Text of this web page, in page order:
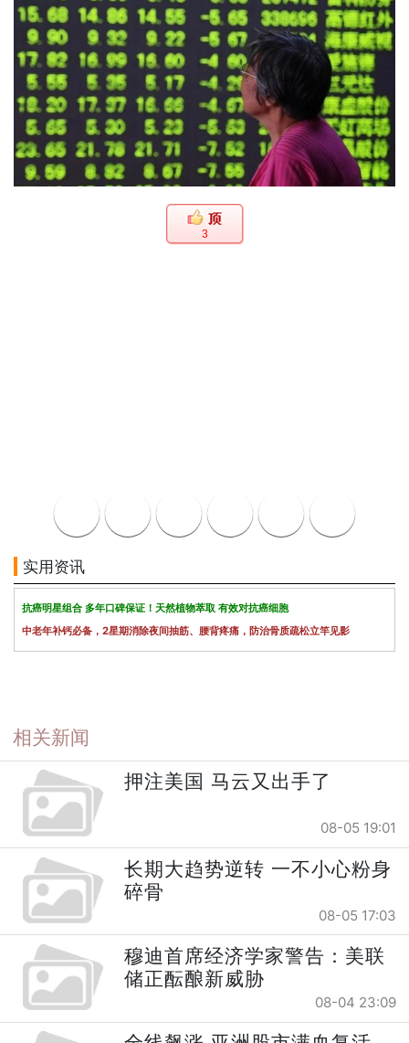
3
实用资讯
抗癌明星组合 多年口碑保证！天然植物萃取 有效对抗癌细胞
中老年补钙必备，2星期消除夜间抽筋、腰背疼痛，防治骨质疏松立竿见影
相关新闻
押注美国 马云又出手了
08-05 19:01
长期大趋势逆转 一不小心粉身
碎骨
08-05 17:03
穆迪首席经济学家警告：美联
储正酝酿新威胁
08-04 23:09